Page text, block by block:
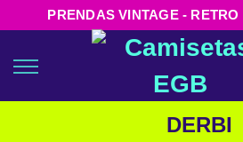
PRENDAS VINTAGE -
DERBI